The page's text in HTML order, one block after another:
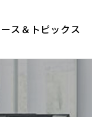
ス＆トピックス